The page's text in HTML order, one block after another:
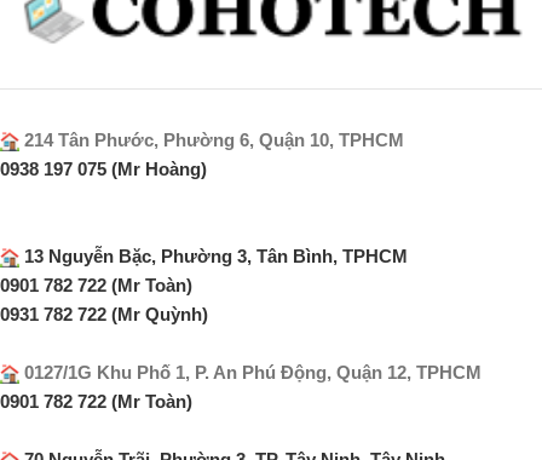
214 Tân Phước, Phường 6, Quận 10, TPHCM
0938 197 075 (Mr Hoàng)
13 Nguyễn Bặc, Phường 3, Tân Bình, TPHCM
0901 782 722 (Mr Toàn)
0931 782 722 (Mr Quỳnh)
0127/1G Khu Phố 1, P. An Phú Động, Quận 12, TPHCM
0901 782 722 (Mr Toàn)